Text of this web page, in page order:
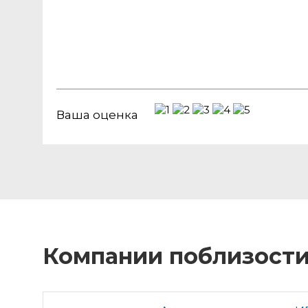
Ваша оценка
Компании поблизости